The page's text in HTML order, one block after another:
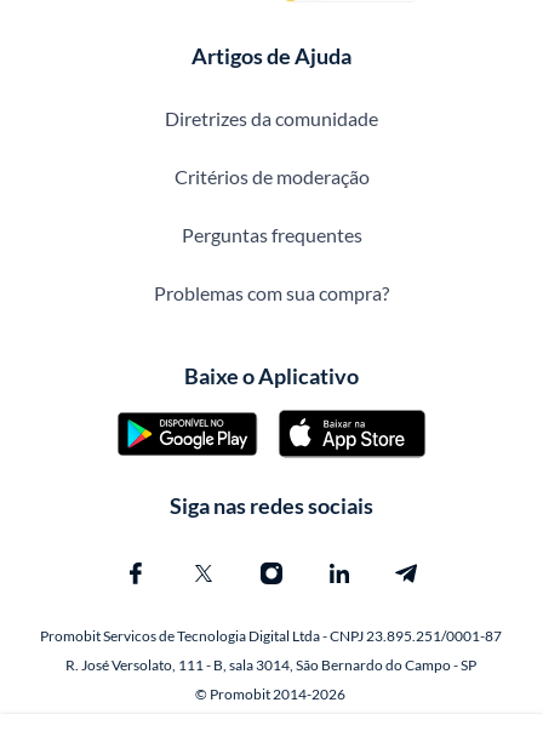
Artigos de Ajuda
Diretrizes da comunidade
Critérios de moderação
Perguntas frequentes
Problemas com sua compra?
Baixe o Aplicativo
Siga nas redes sociais
Promobit Servicos de Tecnologia Digital Ltda - CNPJ 23.895.251/0001-87
R. José Versolato, 111 - B, sala 3014, São Bernardo do Campo - SP
© Promobit 2014-2026